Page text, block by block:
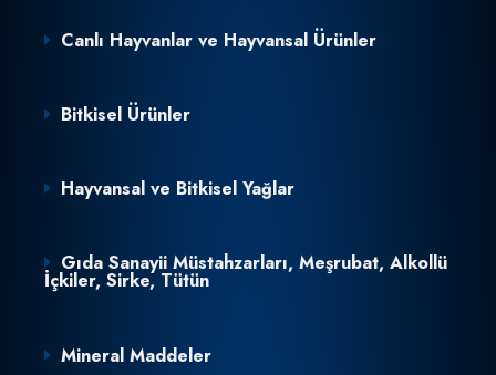
Canlı Hayvanlar ve Hayvansal Ürünler
Bitkisel Ürünler
Hayvansal ve Bitkisel Yağlar
Gıda Sanayii Müstahzarları, Meşrubat, Alkollü
İçkiler, Sirke, Tütün
Mineral Maddeler